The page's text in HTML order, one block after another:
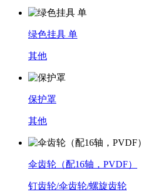
绿色挂具 单
其他
保护罩
其他
伞齿轮（配16轴，PVDF）
钉齿轮/伞齿轮/螺旋齿轮